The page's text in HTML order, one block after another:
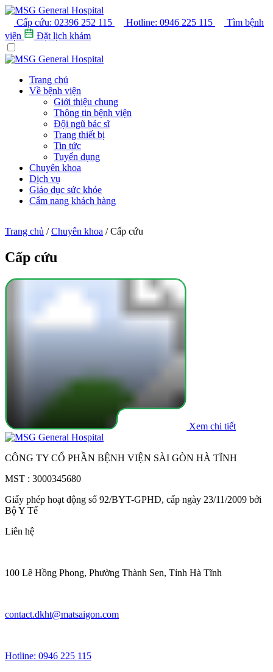
Cấp cứu: 02396 252 115 Hotline: 0946 225 115
Tìm bệnh
viện
Đặt lịch khám
Trang chủ
Về bệnh viện
Giới thiệu chung
Thông tin bệnh viện
Đội ngũ bác sĩ
Trang thiết bị
Tin tức
Tuyển dụng
Chuyên khoa
Dịch vụ
Giáo dục sức khỏe
Cẩm nang khách hàng
Trang chủ /Chuyên khoa /Cấp cứu
Cấp cứu
Xem chi tiết
CÔNG TY CỔ PHẦN BỆNH VIỆN SÀI GÒN HÀ TĨNH
MST : 3000345680
Giấy phép hoạt động số 92/BYT-GPHD, cấp ngày 23/11/2009 bởi
Bộ Y Tế
Liên hệ
100 Lê Hồng Phong, Phường Thành Sen, Tỉnh Hà Tĩnh
contact.dkht@matsaigon.com
Hotline: 0946 225 115